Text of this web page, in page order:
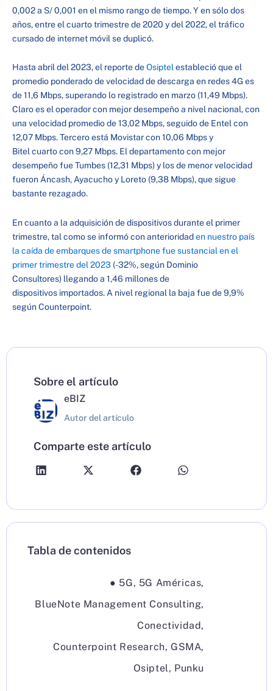
0,002 a S/ 0,001 en el mismo rango de tiempo. Y en sólo dos
años, entre el cuarto trimestre de 2020 y del 2022, el tráfico
cursado de internet móvil se duplicó.
Hasta abril del 2023, el reporte deOsiptelestableció que el
promedio ponderado de velocidad de descarga en redes 4G es
de 11,6 Mbps, superando lo registrado en marzo (11,49 Mbps).
Claro es el operador con mejor desempeño a nivel nacional, con
una velocidad promedio de 13,02 Mbps, seguido de Entel con
12,07 Mbps. Tercero está Movistar con 10,06 Mbps y
Bitel cuarto con 9,27 Mbps. El departamento con mejor
desempeño fue Tumbes (12,31 Mbps) y los de menor velocidad
fueron Áncash, Ayacucho y Loreto (9,38 Mbps), que sigue
bastante rezagado.
En cuanto a la adquisición de dispositivos durante el primer
trimestre, tal como se informó con anterioridaden nuestro país
la caída de embarques de smartphone fue sustancial en el
primer trimestre del 2023 (-32%, según Dominio
Consultores) llegando a 1,46 millones de
dispositivos importados. A nivel regional la baja fue de 9,9%
según Counterpoint.
Sobre el artículo
eBIZ
Autor del artículo
Comparte este artículo
Tabla de contenidos
● 5G, 5G Américas,
BlueNote Management Consulting,
Conectividad,
Counterpoint Research, GSMA,
Osiptel, Punku